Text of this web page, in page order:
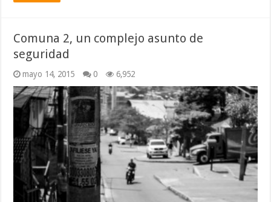
Comuna 2, un complejo asunto de
seguridad
mayo 14, 2015 0 6,952